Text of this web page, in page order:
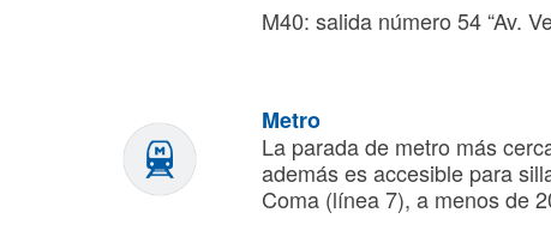
M40: salida número 54 “Av.
Metro
La parada de metro más
además es accesible para
Coma (línea 7), a menos de